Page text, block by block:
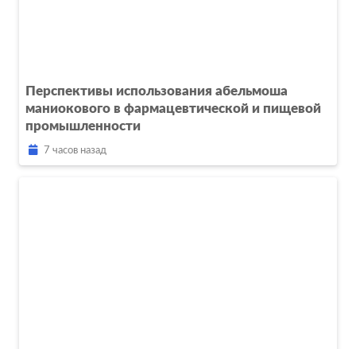
Перспективы использования абельмоша
маниокового в фармацевтической и пищевой
промышленности
7 часов назад